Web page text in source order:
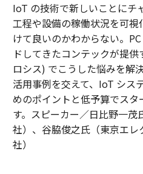
IoT の技術で新しいことにチ
工程や設備の稼働状況を可
けて良いのかわからない。
ドしてきたコンテックが提供
ロシス) でこうした悩みを解
活用事例を交えて、IoT シス
めのポイントと低予算でス
す。スピーカー／日比野一
社）、谷脇俊之氏（東京エ
社）